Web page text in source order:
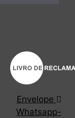
Envelope
Whatsapp-